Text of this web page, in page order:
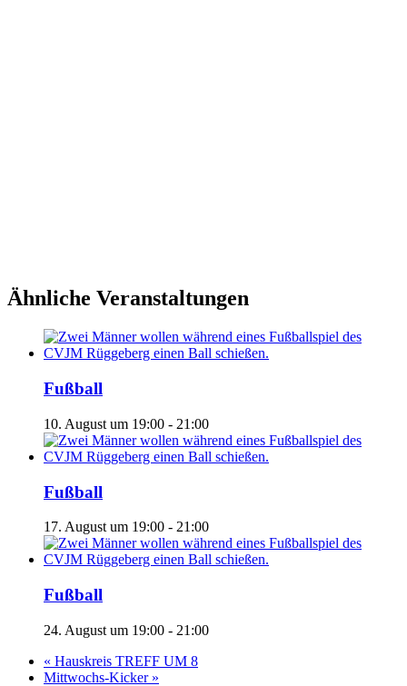
Ähnliche Veranstaltungen
Fußball
10. August um 19:00 - 21:00
Fußball
17. August um 19:00 - 21:00
Fußball
24. August um 19:00 - 21:00
« Hauskreis TREFF UM 8
Mittwochs-Kicker »